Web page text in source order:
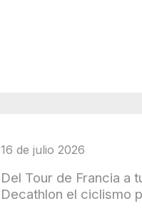
16 de julio 2026
Del Tour de Francia a
Decathlon el ciclismo